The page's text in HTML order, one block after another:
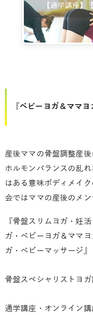
『ベビーヨガ＆ママヨ
産後ママの骨盤調整産
ホルモンバランスの乱
はある意味ボディメイ
会ではママの産後のメ
『骨盤スリムヨガ・妊
ガ・ベビーヨガ＆ママ
ガ・ベビーマッサージ
骨盤スペシャリストヨ
通学講座・オンライン